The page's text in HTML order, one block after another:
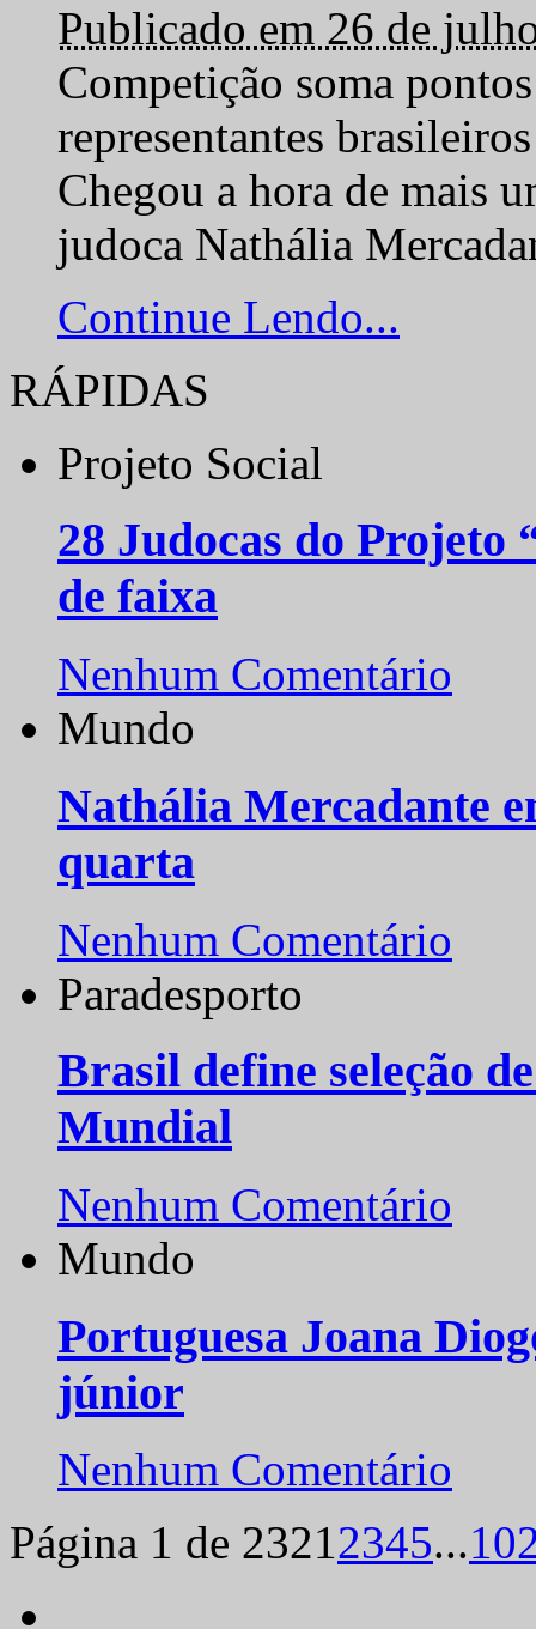
Publicado em 26 de
Competição soma
representantes
Chegou a hora de mais
judoca Nathália
Continue Lendo...
RÁPIDAS
Projeto Social
28 Judocas do
de faixa
Nenhum Comentário
Mundo
Nathália Mercadante
quarta
Nenhum Comentário
Paradesporto
Brasil define seleção
Mundial
Nenhum Comentário
Mundo
Portuguesa Joana
júnior
Nenhum Comentário
Página 1 de 23212345...10